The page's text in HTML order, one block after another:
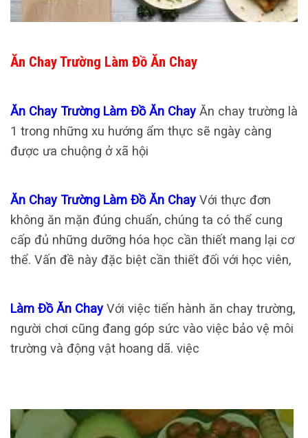
Ăn Chay Trường Làm Đồ Ăn Chay
Ăn Chay Trường Làm Đồ Ăn ChayĂn chay trường là
1 trong những xu hướng ẩm thực sẽ ngày càng
được ưa chuộng ở xã hội
Ăn Chay Trường Làm Đồ Ăn ChayVới thực đơn
không ăn mặn đúng chuẩn, chúng ta có thể cung
cấp đủ những dưỡng hóa học cần thiết mang lại cơ
thể. Vấn đề này đặc biệt cần thiết đối với học viên,
Làm Đồ Ăn ChayVới việc tiến hành ăn chay trường,
người chơi cũng đang góp sức vào việc bảo vệ môi
trường và động vật hoang dã. việc